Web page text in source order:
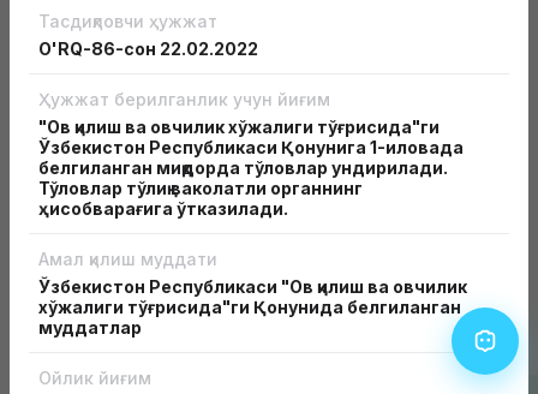
Бизнесга лицензиясиз кириш
эга ҳужжатсиз бошланг
Батафсил
Лицензия ва рухсатномалар турлари
Тасдиқловчи ҳужжат
O'RQ-86-сон 22.02.2022
Ҳужжат берилганлик учун йиғим
"Ов қилиш ва овчилик хўжалиги тўғрисида"ги
Ўзбекистон Республикаси Қонунига 1-иловада
белгиланган миқдорда тўловлар ундирилади.
Тўловлар тўлиқ ваколатли органнинг
ҳисобварағига ўтказилади.
Амал қилиш муддати
Ўзбекистон Республикаси "Ов қилиш ва овчилик
хўжалиги тўғрисида"ги Қонунида белгиланган
муддатлар
Ойлик йиғим